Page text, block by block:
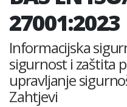
27001:2023
Informacijska
sigurnost i zaštita
upravljanje
Zahtjevi